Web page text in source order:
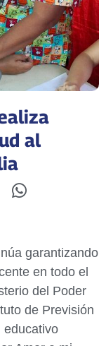
al
garantizando
en todo el
del Poder
de Previsión
educativo